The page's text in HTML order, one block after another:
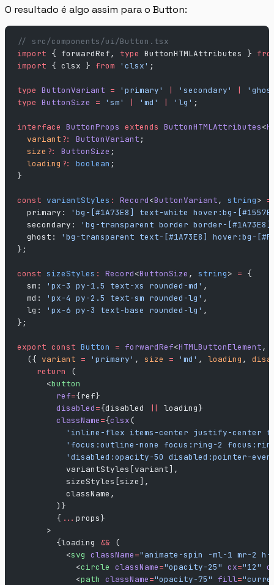
O resultado é algo assim para o Button:
// src/components/ui/Button.tsx
import { forwardRef, type ButtonHTMLAttributes }
import { clsx } from 'clsx' ;
type ButtonVariant = 'primary' | 'secondary' |
type ButtonSize = 'sm' | 'md' | 'lg' ;
interface ButtonProps extends ButtonHTMLAttributes<
  variant
?: ButtonVariant ;
  size
?: ButtonSize ;
  loading
?: boolean ;
}
const variantStyles : Record<ButtonVariant, string> =
  primary:
'bg-[#1A73E8] text-white hover:bg-
  secondary:
'bg-transparent border border-
  ghost:
'bg-transparent text-[#1A73E8] hover:bg-
};
const sizeStyles : Record<ButtonSize , string> = {
  sm:
'px-3 py-1.5 text-xs rounded-md' ,
  md:
'px-4 py-2.5 text-sm rounded-lg' ,
  lg:
'px-6 py-3 text-base rounded-lg' ,
};
export const Button = forwardRef<HTMLButtonElement,
  ({
variant = 'primary' , size = 'md' , loading ,
    return
(
      <
button
        ref
={ref}
        disabled
={disabled ||
loading}
        className
={clsx(
'inline-flex items-center justify-center
'focus:outline-none focus:ring-2
'disabled:opacity-50 disabled:pointer-
          variantStyles[variant],
          sizeStyles[size],
          className,
        )}
        {
... props}
      >
        {loading
&& (
          <
svg className="animate-spin -ml-1 mr-2 h-
            <
circle className="opacity-25" cx="12"
            <
path className="opacity-75" fill=